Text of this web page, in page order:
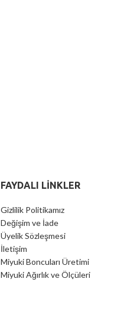
FAYDALI LİNKLER
Gizlilik Politikamız
Değişim ve İade
Üyelik Sözleşmesi
İletişim
Miyuki Boncuları Üretimi
Miyuki Ağırlık ve Ölçüleri